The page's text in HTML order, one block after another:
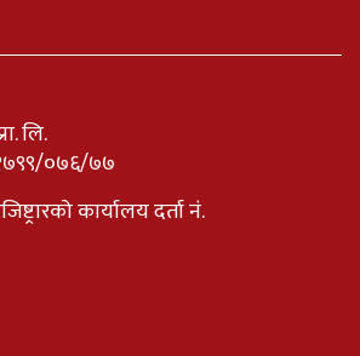
लि.
०७६/७७
कार्यालय दर्ता नंं.